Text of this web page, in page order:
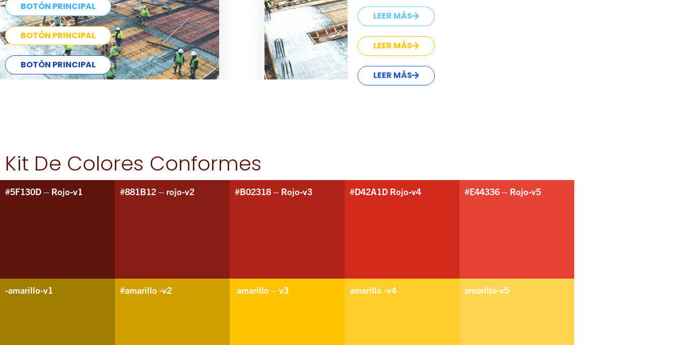
BOTÓN PRINCIPAL
BOTÓN PRINCIPAL
BOTÓN PRINCIPAL
LEER MÁS
LEER MÁS
LEER MÁS
Kit De Colores Conformes
#5F130D – Rojo-v1 #881B12 – rojo-v2 #B02318 – Rojo-v3 #D42A1D Rojo-v4 #E44336 – Rojo-v5
-amarillo-v1 #amarillo -v2 amarillo – v3 amarillo -v4 amarillo-v5